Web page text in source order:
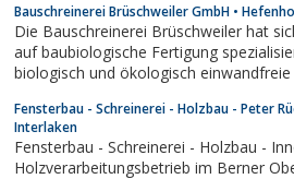
Bauschreinerei Brüschweiler GmbH •
Die Bauschreinerei Brüschweiler hat
auf baubiologische Fertigung
biologisch und ökologisch
Fensterbau - Schreinerei - Holzbau - Peter
Interlaken
Fensterbau - Schreinerei - Holzbau -
Holzverarbeitungsbetrieb im Berner